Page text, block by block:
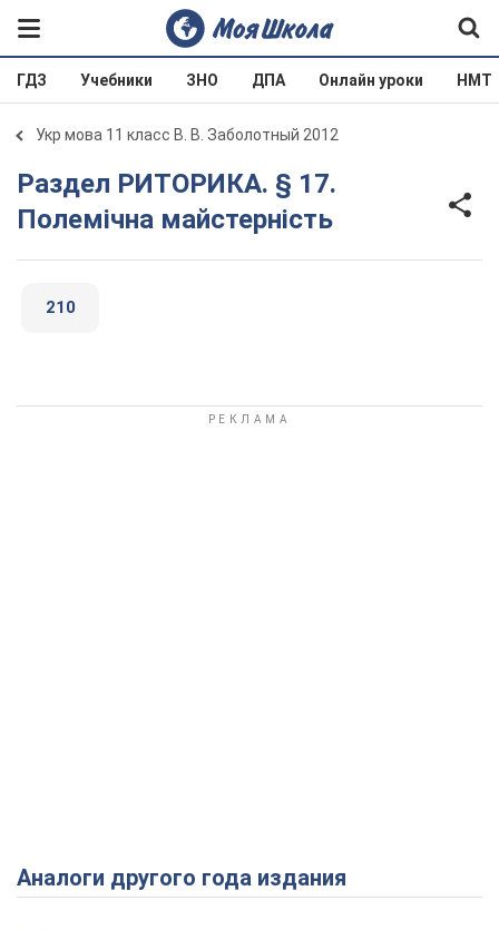
ГДЗ Учебники ЗНО ДПА Онлайн уроки НМТ
Укр мова 11 класс В. В. Заболотный 2012
Раздел РИТОРИКА. § 17.
Полемічна майстерність
210
Аналоги другого года издания